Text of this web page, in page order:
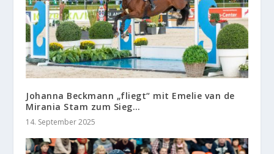
Johanna Beckmann „fliegt“ mit Emelie van de
Mirania Stam zum Sieg…
14. September 2025